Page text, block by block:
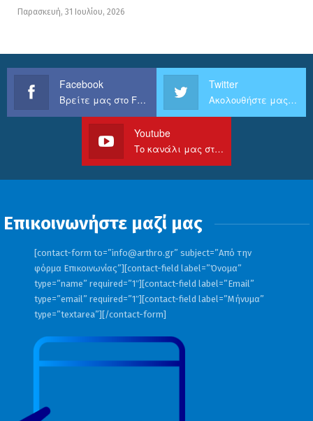
Παρασκευή, 31 Ιουλίου, 2026
Facebook
Βρείτε μας στο Facebook
Twitter
Ακολουθήστε μας στο Twitter
Youtube
Το κανάλι μας στο Youtube
Επικοινωνήστε μαζί μας
[contact-form to=”info@arthro.gr” subject=”Από την
φόρμα Επικοινωνίας”][contact-field label=”Όνομα”
type=”name” required=”1″][contact-field label=”Email”
type=”email” required=”1″][contact-field label=”Μήνυμα”
type=”textarea”][/contact-form]